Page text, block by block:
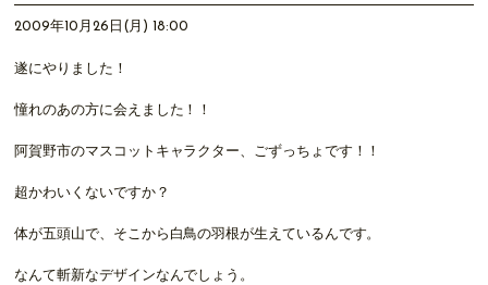
2009年10月26日(月) 18:00
遂にやりました！
憧れのあの方に会えました！！
阿賀野市のマスコットキャラクター、ごずっちょです！！
超かわいくないですか？
体が五頭山で、そこから白鳥の羽根が生えているんです。
なんて斬新なデザインなんでしょう。